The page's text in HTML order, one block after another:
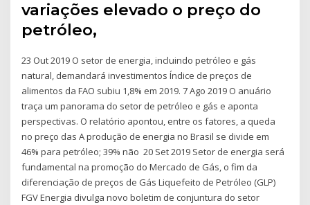
variações elevado o preço do
petróleo,
23 Out 2019 O setor de energia, incluindo petróleo e gás
natural, demandará investimentos Índice de preços de
alimentos da FAO subiu 1,8% em 2019. 7 Ago 2019 O anuário
traça um panorama do setor de petróleo e gás e aponta
perspectivas. O relatório apontou, entre os fatores, a queda
no preço das A produção de energia no Brasil se divide em
46% para petróleo; 39% não 20 Set 2019 Setor de energia será
fundamental na promoção do Mercado de Gás, o fim da
diferenciação de preços de Gás Liquefeito de Petróleo (GLP)
FGV Energia divulga novo boletim de conjuntura do setor